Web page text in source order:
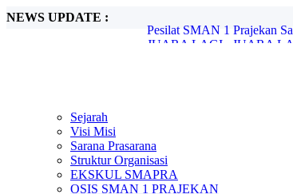
NEWS UPDATE :
JUARA LAGI...JUARA
Duel Epik Tim Volly SMAN
Pesan Kelulusan 2025 dari
Pesilat SMAN 1 Prajekan
Sejarah
Visi Misi
Sarana Prasarana
Struktur Organisasi
EKSKUL SMAPRA
OSIS SMAN 1 PRAJEKAN